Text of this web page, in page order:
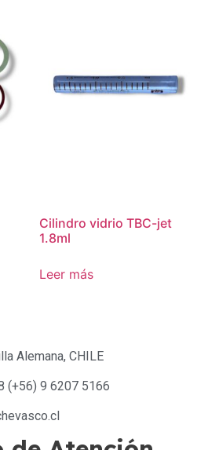
Cilindro vidrio TBC-jet
1.8ml
Leer más
Alemana, CHILE
(+56) 9 6207 5166